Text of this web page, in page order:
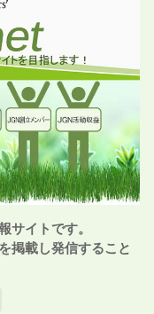
イトです。
掲載し発信すること